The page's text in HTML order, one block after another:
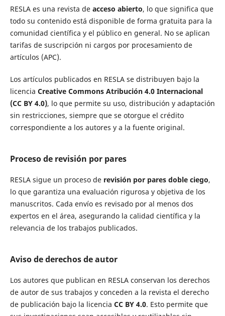
RESLA es una revista de acceso abierto, lo que significa que
todo su contenido está disponible de forma gratuita para la
comunidad científica y el público en general. No se aplican
tarifas de suscripción ni cargos por procesamiento de
artículos (APC).
Los artículos publicados en RESLA se distribuyen bajo la
licencia Creative Commons Atribución 4.0 Internacional
(CC BY 4.0), lo que permite su uso, distribución y adaptación
sin restricciones, siempre que se otorgue el crédito
correspondiente a los autores y a la fuente original.
Proceso de revisión por pares
RESLA sigue un proceso de revisión por pares doble ciego,
lo que garantiza una evaluación rigurosa y objetiva de los
manuscritos. Cada envío es revisado por al menos dos
expertos en el área, asegurando la calidad científica y la
relevancia de los trabajos publicados.
Aviso de derechos de autor
Los autores que publican en RESLA conservan los derechos
de autor de sus trabajos y conceden a la revista el derecho
de publicación bajo la licencia CC BY 4.0. Esto permite que